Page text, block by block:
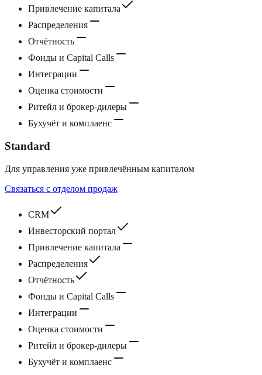
Привлечение капитала
Распределения
Отчётность
Фонды и Capital Calls
Интеграции
Оценка стоимости
Ритейл и брокер‑дилеры
Бухучёт и комплаенс
Standard
Для управления уже привлечённым капиталом
Связаться с отделом продаж
CRM
Инвесторский портал
Привлечение капитала
Распределения
Отчётность
Фонды и Capital Calls
Интеграции
Оценка стоимости
Ритейл и брокер‑дилеры
Бухучёт и комплаенс